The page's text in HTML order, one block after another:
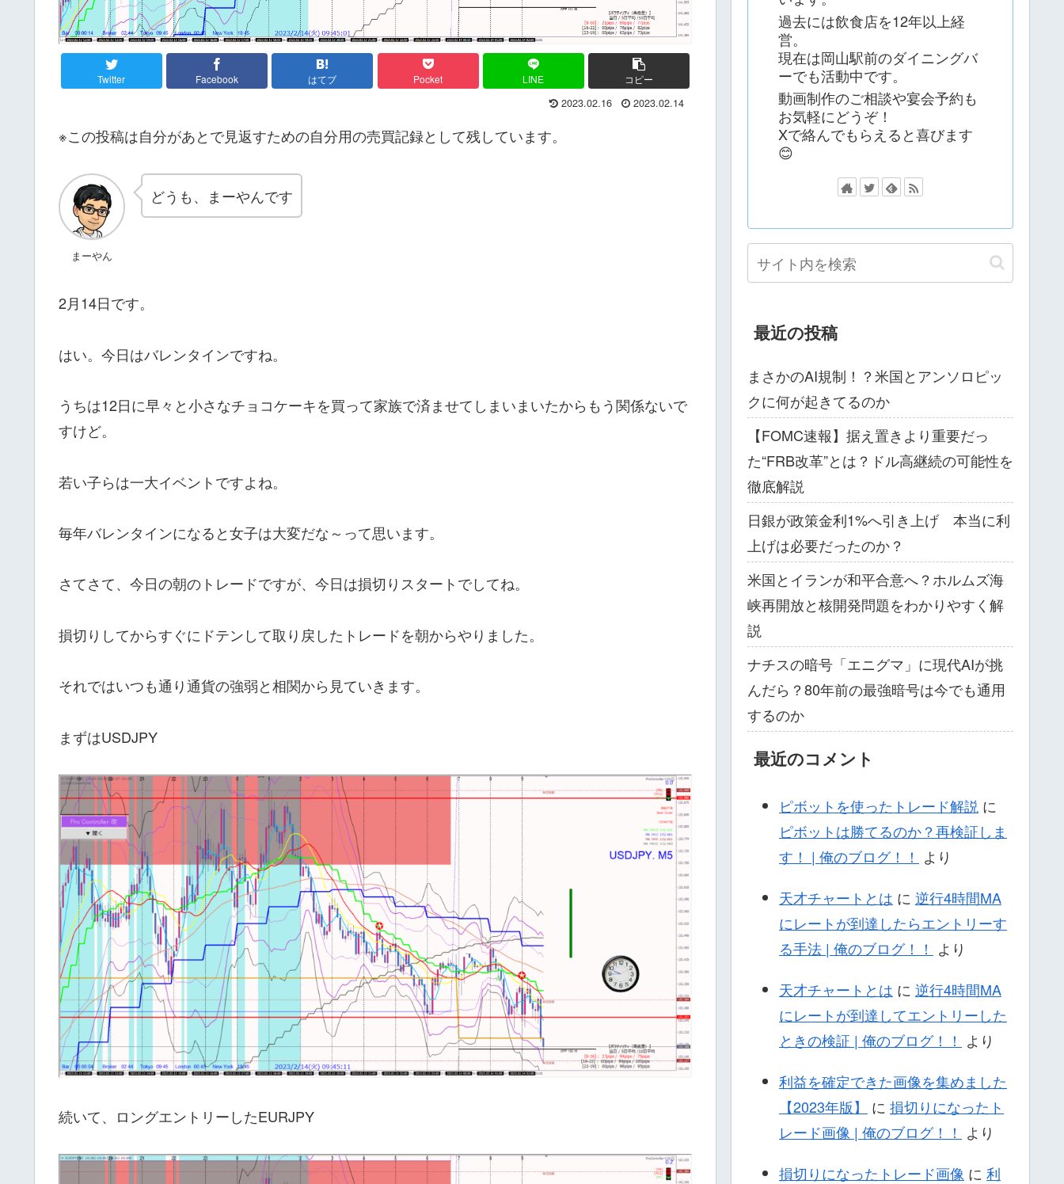
Twitter Facebook はてブ Pocket LINE コピー
2023.02.16 2023.02.14
※この投稿は自分があとで見返すための自分用の売買記録として残しています。
まーやん
どうも、まーやんです
2月14日です。
はい。今日はバレンタインですね。
うちは12日に早々と小さなチョコケーキを買って家族で済ませてしまいまいたからもう関係ないで
すけど。
若い子らは一大イベントですよね。
毎年バレンタインになると女子は大変だな～って思います。
さてさて、今日の朝のトレードですが、今日は損切りスタートでしてね。
損切りしてからすぐにドテンして取り戻したトレードを朝からやりました。
それではいつも通り通貨の強弱と相関から見ていきます。
まずはUSDJPY
続いて、ロングエントリーしたEURJPY
過去には飲食店を12年以上経
営。
現在は岡山駅前のダイニングバ
ーでも活動中です。
動画制作のご相談や宴会予約も
お気軽にどうぞ！
Xで絡んでもらえると喜びます
😊
最近の投稿
まさかのAI規制！？米国とアンソロピッ
クに何が起きてるのか
【FOMC速報】据え置きより重要だっ
た“FRB改革”とは？ドル高継続の可能性を
徹底解説
日銀が政策金利1%へ引き上げ 本当に利
上げは必要だったのか？
米国とイランが和平合意へ？ホルムズ海
峡再開放と核開発問題をわかりやすく解
説
ナチスの暗号「エニグマ」に現代AIが挑
んだら？80年前の最強暗号は今でも通用
するのか
最近のコメント
ピボットを使ったトレード解説 に
ピボットは勝てるのか？再検証しま
す！ | 俺のブログ！！ より
天才チャートとは に 逆行4時間MA
にレートが到達したらエントリーす
る手法 | 俺のブログ！！ より
天才チャートとは に 逆行4時間MA
にレートが到達してエントリーした
ときの検証 | 俺のブログ！！ より
利益を確定できた画像を集めました
【2023年版】
に 損切りになったト
レード画像 | 俺のブログ！！ より
損切りになったトレード画像 に 利